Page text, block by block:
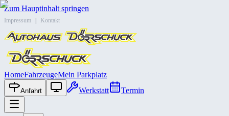
Zum Hauptinhalt springen
Impressum Kontakt
HomeFahrzeugeMein Parkplatz
Anfahrt Werkstatt Termin